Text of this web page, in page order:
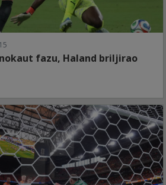
fazu, Haland briljirao